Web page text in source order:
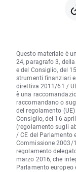
Questo materiale è
24, paragrafo 3,
e del Consiglio, del
strumenti finanziari
direttiva 2011/61 /
è una
raccomandano o
del regolamento
Consiglio, del 16
(regolamento sugli
/ CE del Parlamento
Commissione 2003/
regolamento
marzo 2016, che
Parlamento europeo